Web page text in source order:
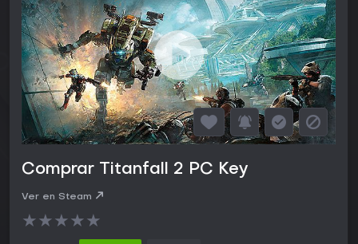
Comprar Titanfall 2 PC Key
Ver en Steam
★★★★★